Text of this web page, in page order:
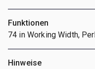
Funktionen
74 in Working Width,
Hinweise